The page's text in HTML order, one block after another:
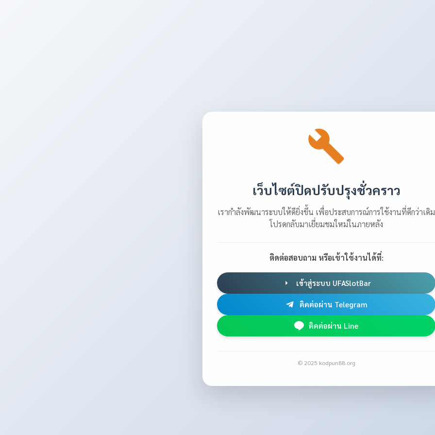
เว็บไซต์ปิดปรับปรุงชั่วคราว
เรากำลังพัฒนาระบบให้ดียิ่งขึ้น เพื่อประสบการณ์การใช้งานที่ดีกว่าเดิม
โปรดกลับมาเยี่ยมชมใหม่ในภายหลัง
ติดต่อสอบถาม หรือเข้าใช้งานได้ที่:
เข้าสู่ระบบ UFASlotBar
ติดต่อผ่าน Telegram
ติดต่อผ่าน Line
© 2025 kodpun88.org